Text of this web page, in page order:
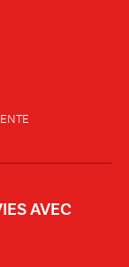
AVEC